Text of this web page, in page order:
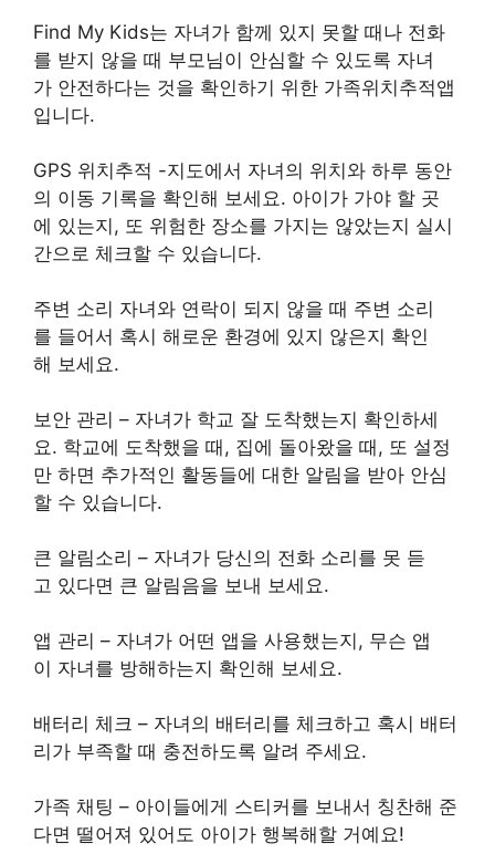
Find My Kids는 자녀가 함께 있지 못할 때나 전화
를 받지 않을 때 부모님이 안심할 수 있도록 자녀
가 안전하다는 것을 확인하기 위한 가족위치추적앱
입니다.
GPS 위치추적 -지도에서 자녀의 위치와 하루 동안
의 이동 기록을 확인해 보세요. 아이가 가야 할 곳
에 있는지, 또 위험한 장소를 가지는 않았는지 실시
간으로 체크할 수 있습니다.
주변 소리 자녀와 연락이 되지 않을 때 주변 소리
를 들어서 혹시 해로운 환경에 있지 않은지 확인
해 보세요.
보안 관리 – 자녀가 학교 잘 도착했는지 확인하세
요. 학교에 도착했을 때, 집에 돌아왔을 때, 또 설정
만 하면 추가적인 활동들에 대한 알림을 받아 안심
할 수 있습니다.
큰 알림소리 – 자녀가 당신의 전화 소리를 못 듣
고 있다면 큰 알림음을 보내 보세요.
앱 관리 – 자녀가 어떤 앱을 사용했는지, 무슨 앱
이 자녀를 방해하는지 확인해 보세요.
배터리 체크 – 자녀의 배터리를 체크하고 혹시 배터
리가 부족할 때 충전하도록 알려 주세요.
가족 채팅 – 아이들에게 스티커를 보내서 칭찬해 준
다면 떨어져 있어도 아이가 행복해할 거예요!